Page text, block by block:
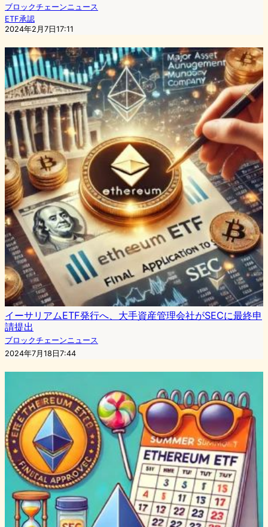
ブロックチェーンニュース
ETF承認
2024年2月7日17:11
イーサリアムETF発行へ、大手資産管理会社がSECに最終申
請提出
ブロックチェーンニュース
2024年7月18日7:44